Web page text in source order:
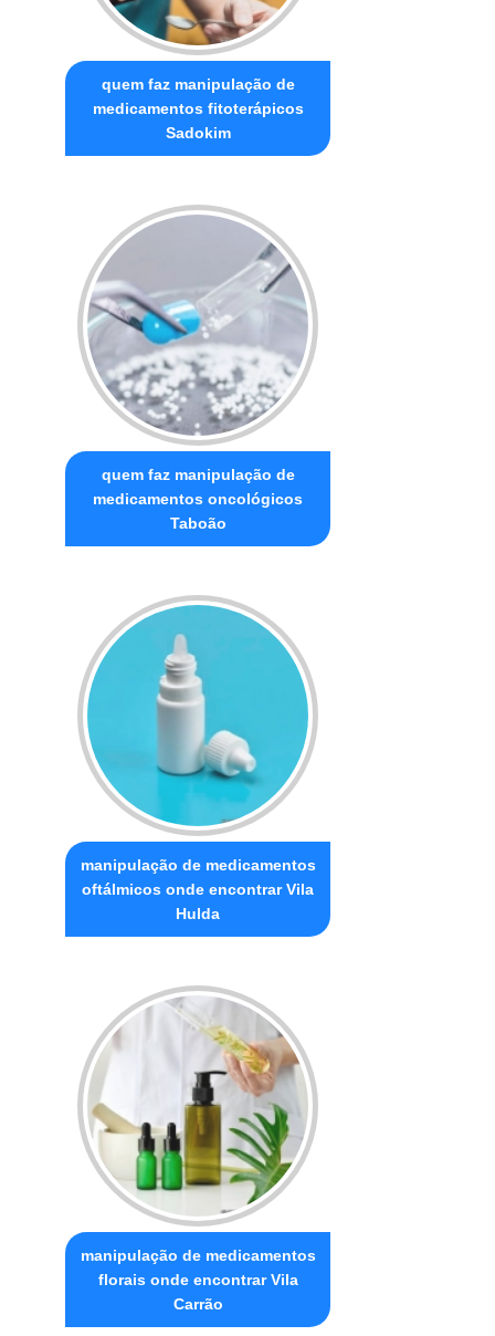
quem faz manipulação de
medicamentos fitoterápicos
Sadokim
quem faz manipulação de
medicamentos oncológicos
Taboão
manipulação de medicamentos
oftálmicos onde encontrar Vila
Hulda
manipulação de medicamentos
florais onde encontrar Vila
Carrão